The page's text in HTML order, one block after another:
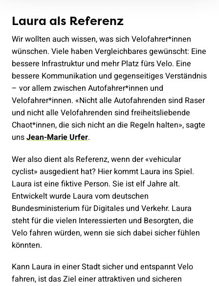
Laura als Referenz
Wir wollten auch wissen, was sich Velofahrer*innen
wünschen. Viele haben Vergleichbares gewünscht: Eine
bessere Infrastruktur und mehr Platz fürs Velo. Eine
bessere Kommunikation und gegenseitiges Verständnis
– vor allem zwischen Autofahrer*innen und
Velofahrer*innen. «Nicht alle Autofahrenden sind Raser
und nicht alle Velofahrenden sind freiheitsliebende
Chaot*innen, die sich nicht an die Regeln halten», sagte
unsJean-Marie Urfer.
Wer also dient als Referenz, wenn der «vehicular
cyclist» ausgedient hat? Hier kommt Laura ins Spiel.
Laura ist eine fiktive Person. Sie ist elf Jahre alt.
Entwickelt wurde Laura vom deutschen
Bundesministerium für Digitales und Verkehr. Laura
steht für die vielen Interessierten und Besorgten, die
Velo fahren würden, wenn sie sich dabei sicher fühlen
könnten.
Kann Laura in einer Stadt sicher und entspannt Velo
fahren, ist das Ziel einer attraktiven und sicheren